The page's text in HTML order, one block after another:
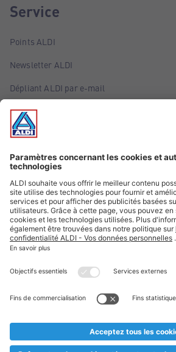
Service
Points ALDI
Newsletter ALDI
Dépliant ALDI par e-mail
Offres
Infos essentielles
Suivez ALDI Belgique
Textes marqués d'un astérisque et
* Nous vendons ces articles
au cas où, malgré le planning bien étudié,
prématurément en rupture de stock. Prix
** Sur ce site, l’utilisation de la forme